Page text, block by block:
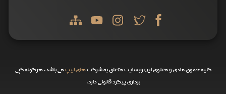
کلیه حقوق مادی و معنوی این وبسایت متعلق به شرکتهای لیپمی باشد، هرگونه کپی
برداری پیگرد قانونی دارد.